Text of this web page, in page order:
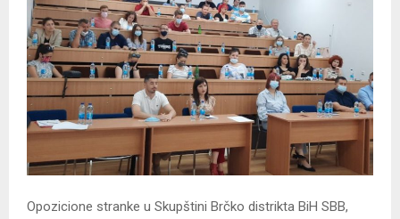
Opozicione stranke u Skupštini Brčko distrikta BiH SBB,